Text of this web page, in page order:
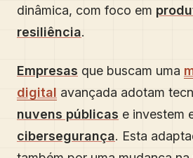
dinâmica, com foco em
resiliência.
Empresas que buscam uma
digital avançada adotam
nuvens públicas e investem
cibersegurança. Esta